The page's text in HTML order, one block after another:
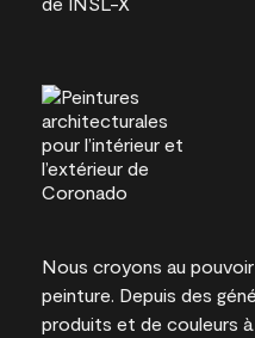
Nous croyons au
peinture. Depuis des
produits et de couleurs à